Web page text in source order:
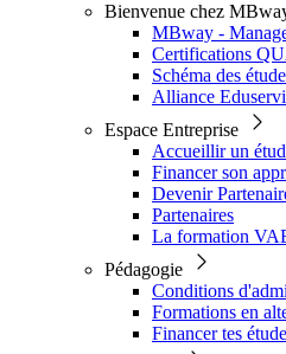
Bienvenue chez
MBway -
Certifications
Schéma des
Alliance
Espace Entreprise
Accueillir un
Financer son
Devenir
Partenaires
La formation
Pédagogie
Conditions
Formations en
Financer tes